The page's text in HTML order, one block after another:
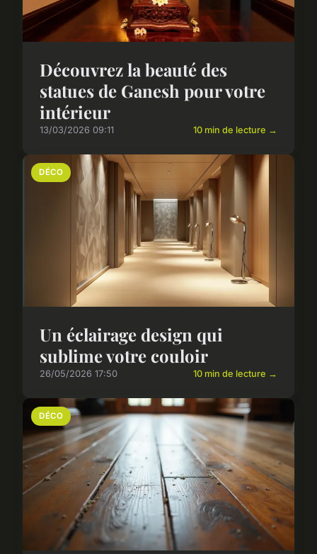
Découvrez la beauté des
statues de Ganesh pour votre
intérieur
13/03/2026 09:11 10 min de lecture →
DÉCO
Un éclairage design qui
sublime votre couloir
26/05/2026 17:50 10 min de lecture →
DÉCO